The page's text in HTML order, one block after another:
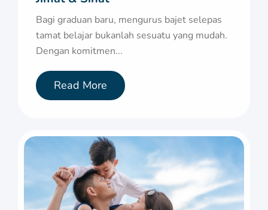
Bagi graduan baru, mengurus bajet selepas
tamat belajar bukanlah sesuatu yang mudah.
Dengan komitmen...
Read More